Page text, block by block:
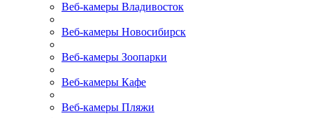
Веб-камеры Владивосток
Веб-камеры Новосибирск
Веб-камеры Зоопарки
Веб-камеры Кафе
Веб-камеры Пляжи